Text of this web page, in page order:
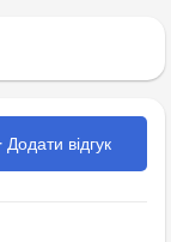
Додати відгук